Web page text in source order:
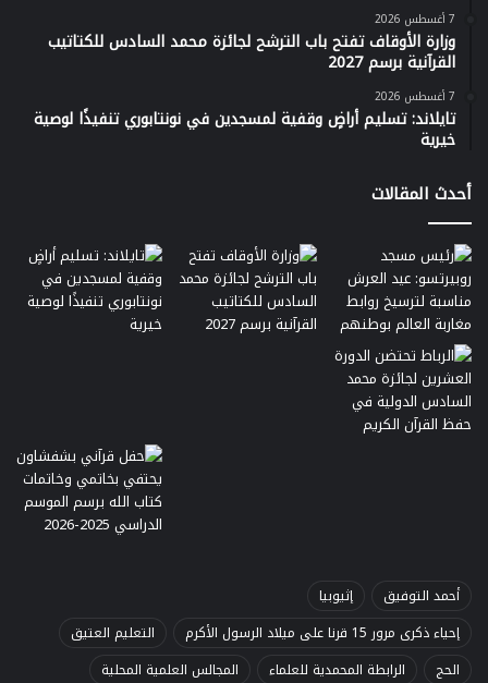
7 أغسطس 2026
وزارة الأوقاف تفتح باب الترشح لجائزة محمد السادس للكتاتيب
القرآنية برسم 2027
7 أغسطس 2026
تايلاند: تسليم أراضٍ وقفية لمسجدين في نونتابوري تنفيذًا لوصية
خيرية
أحدث المقالات
أحمد التوفيق
إثيوبيا
إحياء ذكرى مرور 15 قرنا على ميلاد الرسول الأكرم
التعليم العتيق
الحج
الرابطة المحمدية للعلماء
المجالس العلمية المحلية